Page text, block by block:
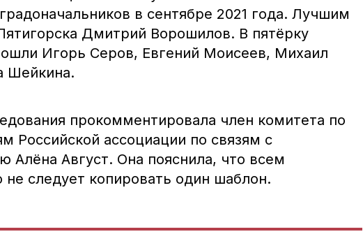
в сентябре 2021 года. Лучшим
Дмитрий Ворошилов. В пятёрку
Игорь Серов, Евгений Моисеев, Михаил
Шейкина.
прокомментировала член комитета по
Российской ассоциации по связям с
Алёна Август. Она пояснила, что всем
не следует копировать один шаблон.